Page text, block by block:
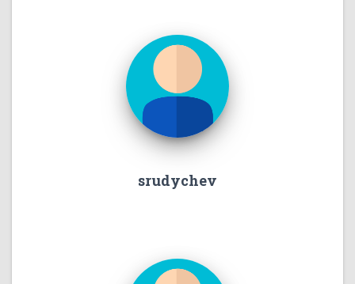
srudychev